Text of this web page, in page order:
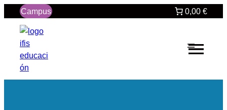
Saltar
contenido
Campus 0,00 €